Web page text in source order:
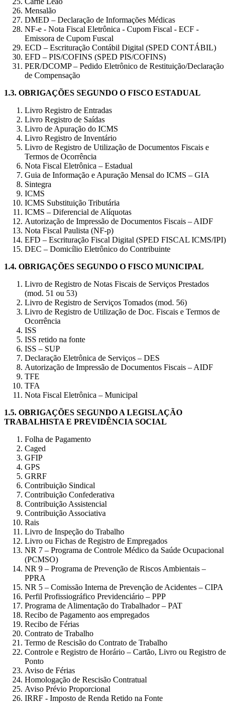
Mensalão
DMED – Declaração de Informações Médicas
NF-e - Nota Fiscal Eletrônica - Cupom Fiscal - ECF -
Emissora de Cupom Fuscal
ECD – Escrituração Contábil Digital (SPED CONTÁBIL)
EFD – PIS/COFINS (SPED PIS/COFINS)
PER/DCOMP – Pedido Eletrônico de Restituição/Declaração
de Compensação
1.3. OBRIGAÇÕES SEGUNDO O FISCO ESTADUAL
Livro Registro de Entradas
Livro Registro de Saídas
Livro de Apuração do ICMS
Livro Registro de Inventário
Livro de Registro de Utilização de Documentos Fiscais e
Termos de Ocorrência
Nota Fiscal Eletrônica – Estadual
Guia de Informação e Apuração Mensal do ICMS – GIA
Sintegra
ICMS
ICMS Substituição Tributária
ICMS – Diferencial de Alíquotas
Autorização de Impressão de Documentos Fiscais – AIDF
Nota Fiscal Paulista (NF-p)
EFD – Escrituração Fiscal Digital (SPED FISCAL ICMS/IPI)
DEC – Domicílio Eletrônico do Contribuinte
1.4. OBRIGAÇÕES SEGUNDO O FISCO MUNICIPAL
Livro de Registro de Notas Fiscais de Serviços Prestados
(mod. 51 ou 53)
Livro de Registro de Serviços Tomados (mod. 56)
Livro de Registro de Utilização de Doc. Fiscais e Termos de
Ocorrência
ISS
ISS retido na fonte
ISS – SUP
Declaração Eletrônica de Serviços – DES
Autorização de Impressão de Documentos Fiscais – AIDF
TFE
TFA
Nota Fiscal Eletrônica – Municipal
1.5. OBRIGAÇÕES SEGUNDO A LEGISLAÇÃO
TRABALHISTA E PREVIDÊNCIA SOCIAL
Folha de Pagamento
Caged
GFIP
GPS
GRRF
Contribuição Sindical
Contribuição Confederativa
Contribuição Assistencial
Contribuição Associativa
Rais
Livro de Inspeção do Trabalho
Livro ou Fichas de Registro de Empregados
NR 7 – Programa de Controle Médico da Saúde Ocupacional
(PCMSO)
NR 9 – Programa de Prevenção de Riscos Ambientais –
PPRA
NR 5 – Comissão Interna de Prevenção de Acidentes – CIPA
Perfil Profissiográfico Previdenciário – PPP
Programa de Alimentação do Trabalhador – PAT
Recibo de Pagamento aos empregados
Recibo de Férias
Contrato de Trabalho
Termo de Rescisão do Contrato de Trabalho
Controle e Registro de Horário – Cartão, Livro ou Registro de
Ponto
Aviso de Férias
Homologação de Rescisão Contratual
Aviso Prévio Proporcional
IRRF - Imposto de Renda Retido na Fonte